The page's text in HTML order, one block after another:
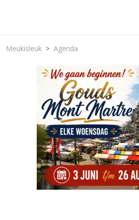
Meukisleuk Agenda